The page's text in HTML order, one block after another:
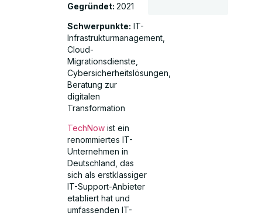
Gegründet:2021
Schwerpunkte: IT-
Infrastrukturmanagement,
Cloud-
Migrationsdienste,
Cybersicherheitslösungen,
Beratung zur
digitalen
Transformation
TechNow ist ein
renommiertes IT-
Unternehmen in
Deutschland, das
sich als erstklassiger
IT-Support-Anbieter
etabliert hat und
umfassenden IT-